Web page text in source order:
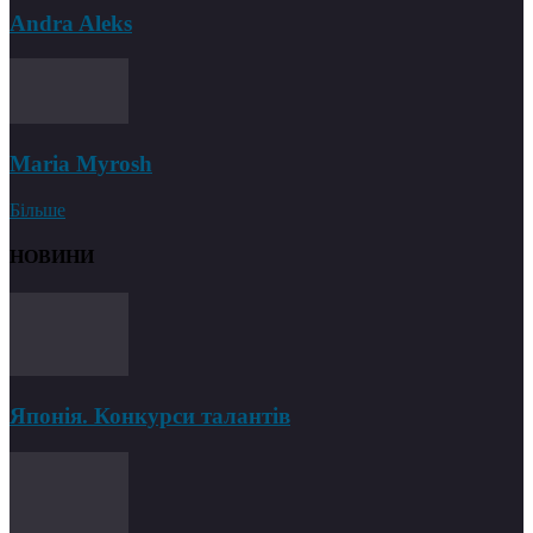
Andra Aleks
Maria Myrosh
Більше
НОВИНИ
Японія. Конкурси талантів